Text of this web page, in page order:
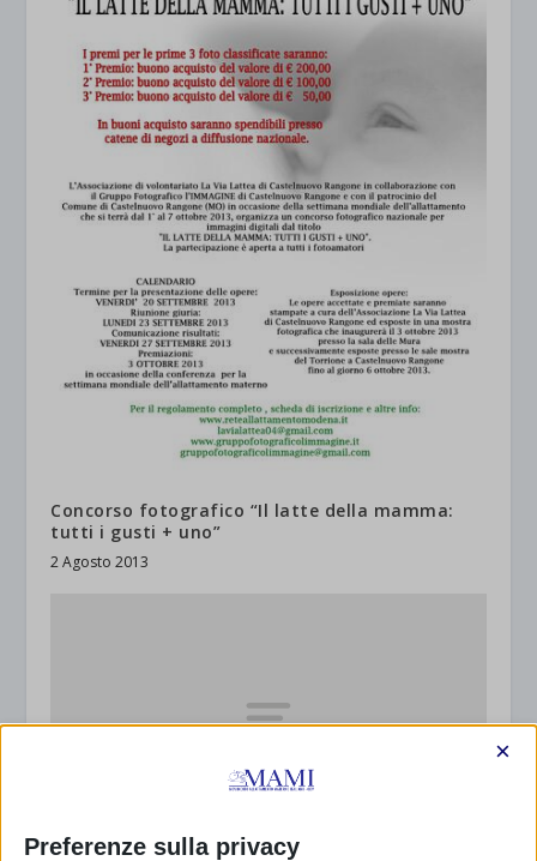
Concorso fotografico “Il latte della mamma:
tutti i gusti + uno”
2 Agosto 2013
Preferenze sulla privacy
×